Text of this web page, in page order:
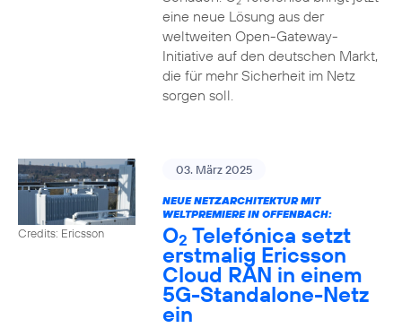
eine neue Lösung aus der
weltweiten Open-Gateway-
Initiative auf den deutschen Markt,
die für mehr Sicherheit im Netz
sorgen soll.
Credits: Ericsson
03. März 2025
NEUE NETZARCHITEKTUR MIT
WELTPREMIERE IN OFFENBACH:
O2 Telefónica setzt
erstmalig Ericsson
Cloud RAN in einem
5G-Standalone-Netz
ein